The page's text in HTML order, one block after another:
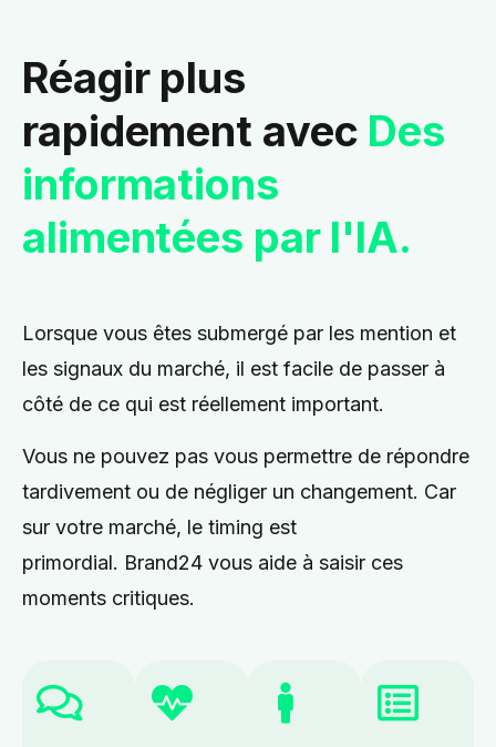
Réagir plus
rapidement avec Des
informations
alimentées par l'IA.
Lorsque vous êtes submergé par les mention et
les signaux du marché, il est facile de passer à
côté de ce qui est réellement important.
Vous ne pouvez pas vous permettre de répondre
tardivement ou de négliger un changement. Car
sur votre marché, le timing est
primordial. Brand24 vous aide à saisir ces
moments critiques.